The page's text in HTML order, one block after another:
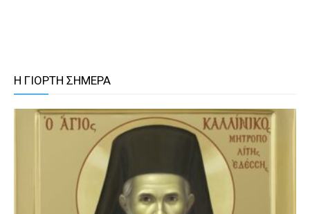
Η ΓΙΟΡΤΗ ΣΗΜΕΡΑ